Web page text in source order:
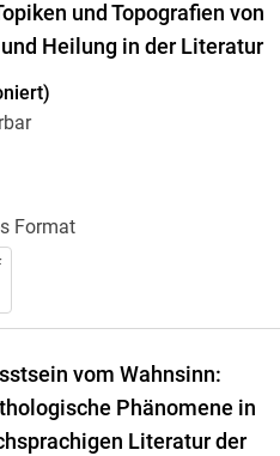
und Topografien von
Heilung in der Literatur
Format
vom Wahnsinn:
Phänomene in
Literatur der